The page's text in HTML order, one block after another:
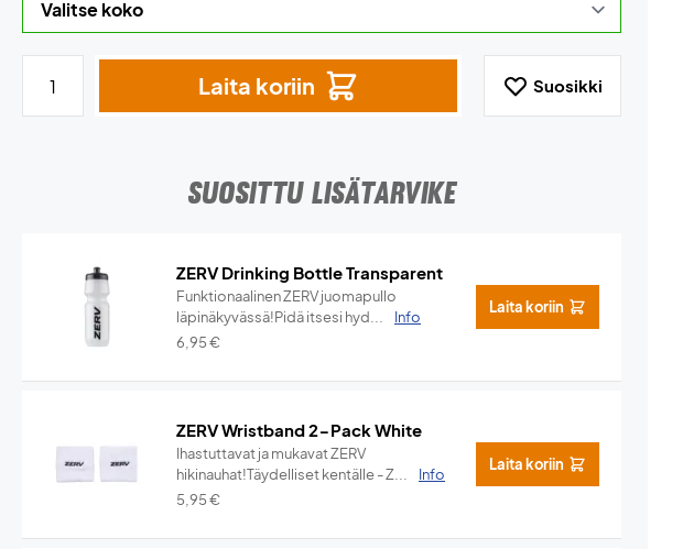
Laita koriin Suosikki
SUOSITTU LISÄTARVIKE
ZERV Drinking Bottle Transparent
Funktionaalinen ZERV juomapullo
läpinäkyvässä!Pidä itsesi hyd...
Info
6,95€
Laita koriin
ZERV Wristband 2-Pack White
Ihastuttavat ja mukavat ZERV
hikinauhat!Täydelliset kentälle - Z...
Info
5,95€
Laita koriin